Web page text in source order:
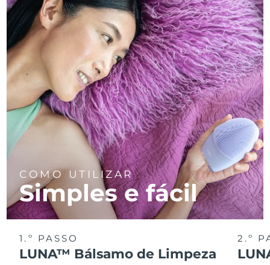
COMO UTILIZAR
Simples e fácil
1.º PASSO
LUNA™ Bálsamo de Limpeza
2.º